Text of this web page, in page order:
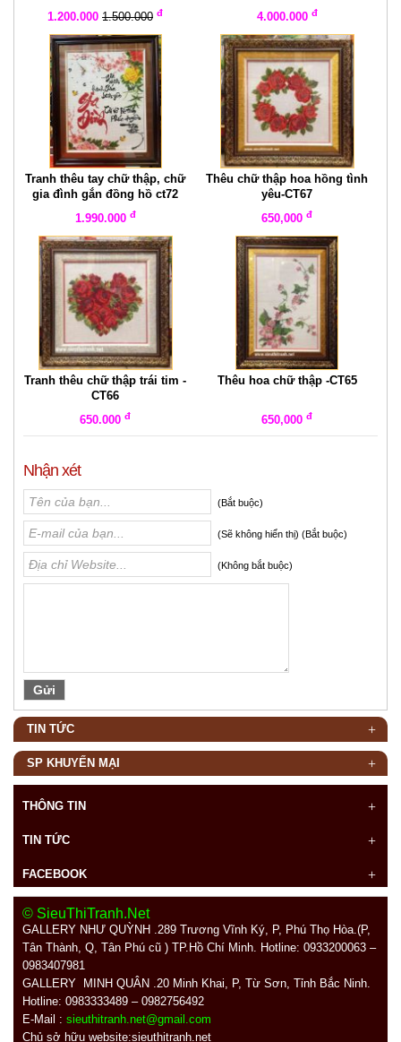
1.200.000 1.500.000 đ
4.000.000 đ
Tranh thêu tay chữ thập, chữ
gia đình gắn đồng hồ ct72
1.990.000 đ
Thêu chữ thập hoa hồng tình
yêu-CT67
650,000 đ
Tranh thêu chữ thập trái tim -
CT66
650.000 đ
Thêu hoa chữ thập -CT65
650,000 đ
Nhận xét
(Bắt buộc)
(Sẽ không hiển thị) (Bắt buộc)
(Không bắt buộc)
TIN TỨC
SP KHUYẾN MẠI
THÔNG TIN
TIN TỨC
FACEBOOK
© SieuThiTranh.Net
GALLERY NHƯ QUỲNH .289 Trương Vĩnh Ký, P, Phú Thọ Hòa.(P,
Tân Thành, Q, Tân Phú cũ ) TP.Hồ Chí Minh. Hotline: 0933200063 –
0983407981
GALLERY MINH QUÂN .20 Minh Khai, P, Từ Sơn, Tỉnh Bắc Ninh.
Hotline: 0983333489 – 0982756492
E-Mail : sieuthitranh.net@gmail.com
Chủ sở hữu website:sieuthitranh.net